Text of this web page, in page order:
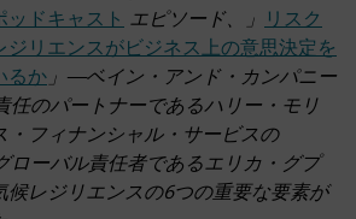
ッドキャスト エピソード、」
リスク
ジリエンスがビジネス上の意思決定を
るか 」—ベイン・アンド・カンパニー
任のパートナーであるハリー・モリ
・フィナンシャル・サービスの
ローバル責任者であるエリカ・グプ
候レジリエンスの6つの重要な要素が